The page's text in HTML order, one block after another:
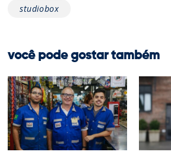
studiobox
você pode gostar também